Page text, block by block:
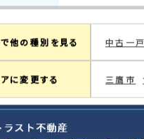
他の種別を見る 中古一
に変更する 三鷹市